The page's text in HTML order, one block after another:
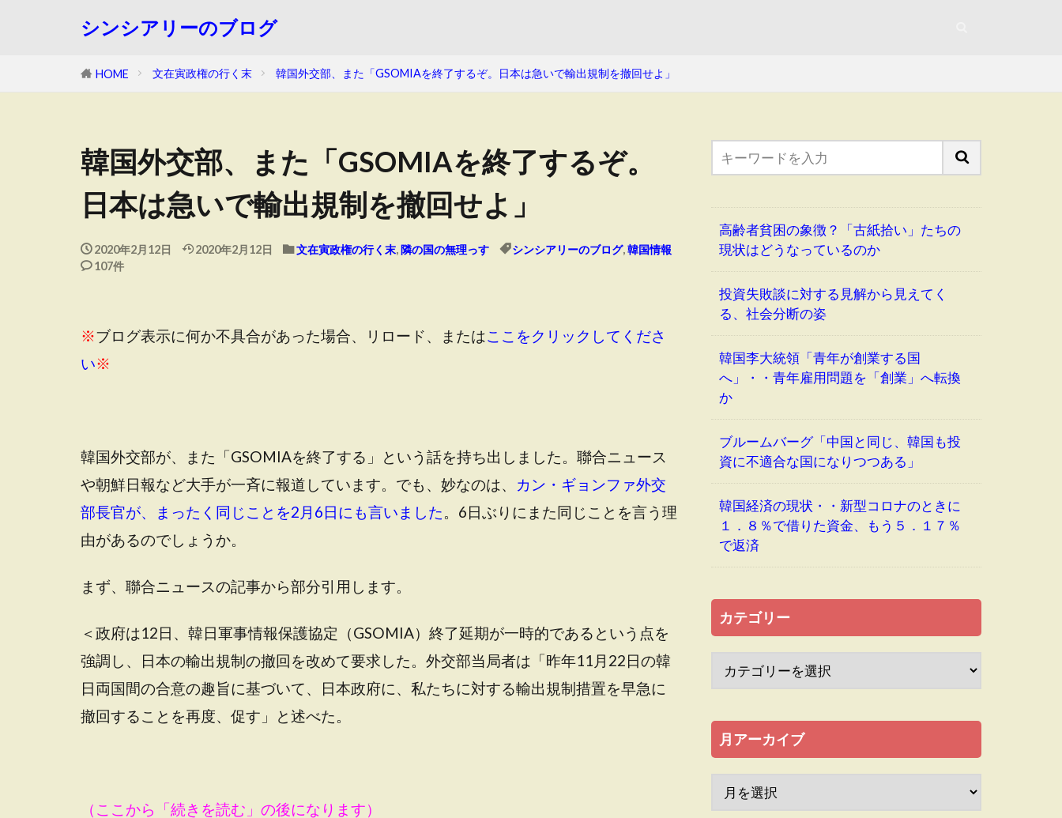
シンシアリーのブログ
HOME 文在寅政権の行く末 韓国外交部、また「GSOMIAを終了するぞ。日本は急いで輸出規制を撤回せよ」
韓国外交部、また「GSOMIAを終了するぞ。
日本は急いで輸出規制を撤回せよ」
2020年2月12日 2020年2月12日 文在寅政権の行く末,隣の国の無理っす シンシアリーのブログ,韓国情報
107件
※ブログ表示に何か不具合があった場合、リロード、またはここをクリックしてくださ
い※
韓国外交部が、また「GSOMIAを終了する」という話を持ち出しました。聯合ニュース
や朝鮮日報など大手が一斉に報道しています。でも、妙なのは、 カン・ギョンファ外交
部長官が、まったく同じことを2月6日にも言いました。6日ぶりにまた同じことを言う理
由があるのでしょうか。
まず、聯合ニュースの記事から部分引用します。
＜政府は12日、韓日軍事情報保護協定（GSOMIA）終了延期が一時的であるという点を
強調し、日本の輸出規制の撤回を改めて要求した。外交部当局者は「昨年11月22日の韓
日両国間の合意の趣旨に基づいて、日本政府に、私たちに対する輸出規制措置を早急に
撤回することを再度、促す」と述べた。
（ここから「続きを読む」の後になります）
高齢者貧困の象徴？「古紙拾い」たちの
現状はどうなっているのか
投資失敗談に対する見解から見えてく
る、社会分断の姿
韓国李大統領「青年が創業する国
へ」・・青年雇用問題を「創業」へ転換
か
ブルームバーグ「中国と同じ、韓国も投
資に不適合な国になりつつある」
韓国経済の現状・・新型コロナのときに
１．８％で借りた資金、もう５．１７％
で返済
カテゴリー
月アーカイブ